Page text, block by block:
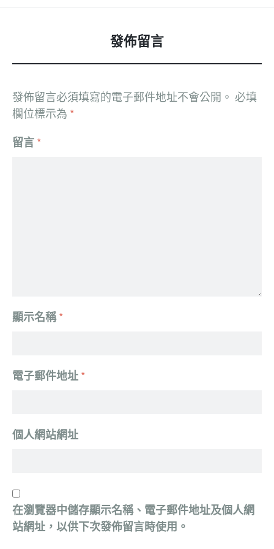
發佈留言
發佈留言必須填寫的電子郵件地址不會公開。 必填
欄位標示為 *
留言 *
顯示名稱*
電子郵件地址 *
個人網站網址
在瀏覽器中儲存顯示名稱、電子郵件地址及個人網
站網址，以供下次發佈留言時使用。